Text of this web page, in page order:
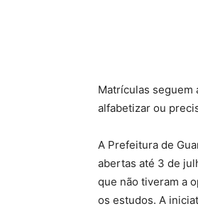
Matrículas seguem
alfabetizar ou
A Prefeitura de
abertas até 3 de
que não tiveram a
os estudos. A